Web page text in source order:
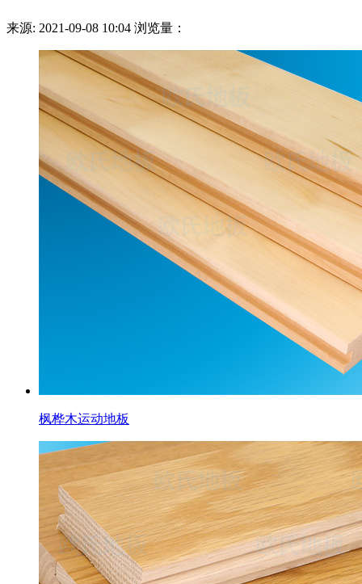
来源: 2021-09-08 10:04 浏览量：
枫桦木运动地板